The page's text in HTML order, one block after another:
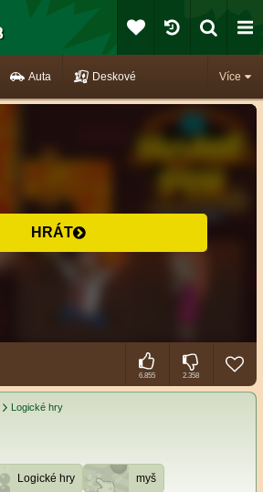
Více
Auta Deskové
HRÁT
6.855 2.358
Logické hry
Logické hry myš